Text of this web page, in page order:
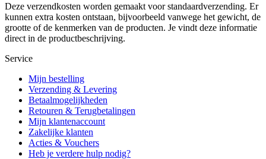
Deze verzendkosten worden gemaakt voor standaardverzending. Er
kunnen extra kosten ontstaan, bijvoorbeeld vanwege het gewicht, de
grootte of de kenmerken van de producten. Je vindt deze informatie
direct in de productbeschrijving.
Service
Mijn bestelling
Verzending & Levering
Betaalmogelijkheden
Retouren & Terugbetalingen
Mijn klantenaccount
Zakelijke klanten
Acties & Vouchers
Heb je verdere hulp nodig?